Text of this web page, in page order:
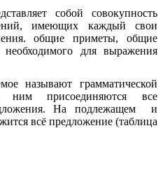
собой совокупность
имеющих каждый свои
общие приметы, общие
необходимого для выражения
называют грамматической
ним присоединяются все
На подлежащем и
всё предложение (таблица